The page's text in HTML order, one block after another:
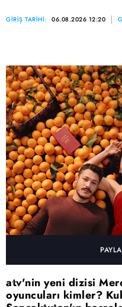
GİRİŞ TARİHİ: 06.08.2026 12:20
atv'nin yeni dizisi
oyuncuları kimler?